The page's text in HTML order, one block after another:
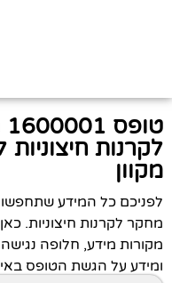
לקרנות
מקוון
מקורות מידע, חלופה נגישה
ומידע על הגשת הטופס